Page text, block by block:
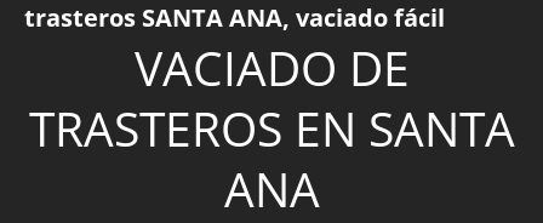
trasteros SANTA ANA, vaciado fácil
VACIADO DE
TRASTEROS EN SANTA
ANA